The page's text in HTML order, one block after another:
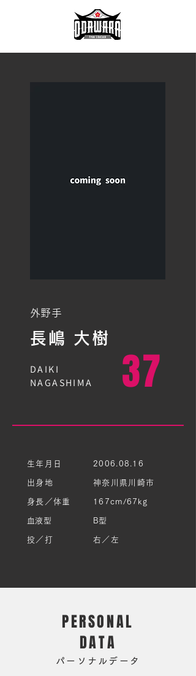
​外野手
​長嶋 大樹
DAIKI
NAGASHIMA
37
生年月日
出身地
身長／体重
​血液型
投／打
2006.08.16
神奈川県川崎市
167cm/67kg
B型
右／左
PERSONAL
DATA
パーソナルデータ